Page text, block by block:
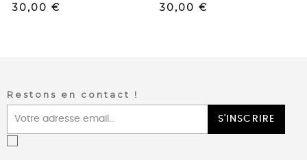
Precio
30,00 €
Precio
30,00 €
Restons en contact !
S'INSCRIRE